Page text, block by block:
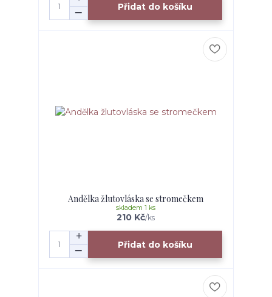
Přidat do košíku
Andělka žlutovláska se stromečkem
210 Kč/ks
skladem 1 ks
Přidat do košíku